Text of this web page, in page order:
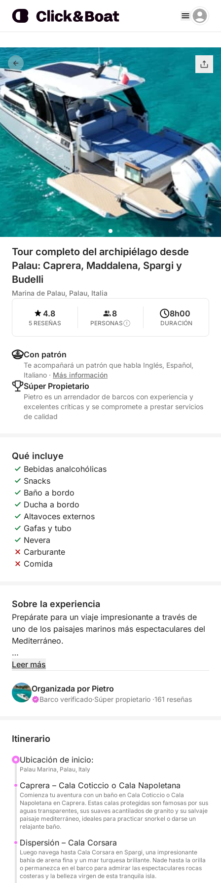
Tour completo del archipiélago desde
Palau: Caprera, Maddalena, Spargi y
Budelli
Marina de Palau, Palau, Italia
4.8
5 RESEÑAS
8
PERSONAS
8h00
DURACIÓN
Con patrón
Te acompañará un patrón que habla Inglés, Español,
Italiano · Más información
Súper Propietario
Pietro es un arrendador de barcos con experiencia y
excelentes críticas y se compromete a prestar servicios
de calidad
Qué incluye
Bebidas analcohólicas
Snacks
Baño a bordo
Ducha a bordo
Altavoces externos
Gafas y tubo
Nevera
Carburante
Comida
Sobre la experiencia
Prepárate para un viaje impresionante a través de
uno de los paisajes marinos más espectaculares del
Mediterráneo.
Saliendo de Palau, esta excursión en barco de un
de La Maddalena: una experiencia inolvidable llena
de colores vibrantes, naturaleza virgen y tesoros
puro relax, esta excursión lo tiene todo.
Tu día comienza al salir del puerto y dirigirnos a la
serena isla de Caprera, conocida por sus frondosos
pinares y aguas cristalinas. Desde allí, navegaremos
hasta el encantador pueblo de La Maddalena, donde
los edificios de colores pastel y las calles
empedradas ofrecen un toque de historia y cultura
local. A continuación, en Spargi, podrás nadar,
hacer snorkel o simplemente tomar el sol en una de
sus playas recónditas. Finalmente, llegamos a la
joya de la corona: la isla Budelli, famosa por su
sobrenatural Spiaggia Rosa, la legendaria playa
Leer más
Organizada por Pietro
Barco verificado·Súper propietario ·161 reseñas
Itinerario
Ubicación de inicio:
Palau Marina, Palau, Italy
Caprera – Cala Coticcio o Cala Napoletana
Comienza tu aventura con un baño en Cala Coticcio o Cala
Napoletana en Caprera. Estas calas protegidas son famosas por sus
aguas transparentes, sus suaves acantilados de granito y su salvaje
paisaje mediterráneo, ideales para practicar snorkel o darse un
relajante baño.
Dispersión – Cala Corsara
Luego navega hasta Cala Corsara en Spargi, una impresionante
bahía de arena fina y un mar turquesa brillante. Nade hasta la orilla
o permanezca en el barco para admirar las espectaculares rocas
costeras y la belleza virgen de esta tranquila isla.